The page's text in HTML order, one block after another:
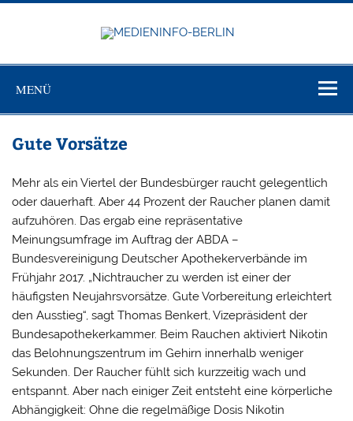
Zum
MENÜ
Gute Vorsätze
Mehr als ein Viertel der Bundesbürger raucht gelegentlich
oder dauerhaft. Aber 44 Prozent der Raucher planen damit
aufzuhören. Das ergab eine repräsentative
Meinungsumfrage im Auftrag der ABDA –
Bundesvereinigung Deutscher Apothekerverbände im
Frühjahr 2017. „Nichtraucher zu werden ist einer der
häufigsten Neujahrsvorsätze. Gute Vorbereitung erleichtert
den Ausstieg“, sagt Thomas Benkert, Vizepräsident der
Bundesapothekerkammer. Beim Rauchen aktiviert Nikotin
das Belohnungszentrum im Gehirn innerhalb weniger
Sekunden. Der Raucher fühlt sich kurzzeitig wach und
entspannt. Aber nach einiger Zeit entsteht eine körperliche
Abhängigkeit: Ohne die regelmäßige Dosis Nikotin